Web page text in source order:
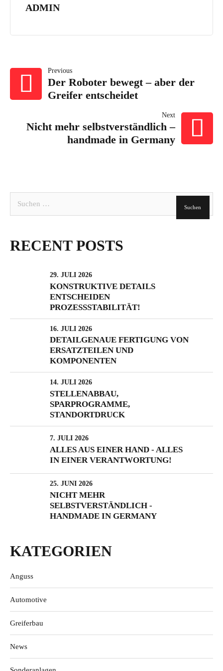
ADMIN
Previous
Der Roboter bewegt – aber der
Greifer entscheidet
Next
Nicht mehr selbstverständlich –
handmade in Germany
nach:
RECENT POSTS
29. JULI 2026
KONSTRUKTIVE DETAILS
ENTSCHEIDEN
PROZESSSTABILITÄT!
16. JULI 2026
DETAILGENAUE FERTIGUNG VON
ERSATZTEILEN UND
KOMPONENTEN
14. JULI 2026
STELLENABBAU,
SPARPROGRAMME,
STANDORTDRUCK
7. JULI 2026
ALLES AUS EINER HAND - ALLES
IN EINER VERANTWORTUNG!
25. JUNI 2026
NICHT MEHR
SELBSTVERSTÄNDLICH -
HANDMADE IN GERMANY
KATEGORIEN
Anguss
Automotive
Greiferbau
News